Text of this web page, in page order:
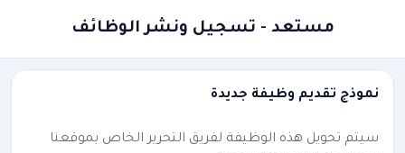
مستعد - تسجيل ونشر الوظائف
نموذج تقديم وظيفة جديدة
سيتم تحويل هذه الوظيفة لفريق التحرير الخاص بموقعنا